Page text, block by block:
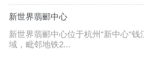
新世界翡郦中心
新世界翡郦中心位于杭州“新中心“钱
域，毗邻地铁2...